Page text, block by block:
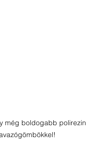
még boldogabb polirezin